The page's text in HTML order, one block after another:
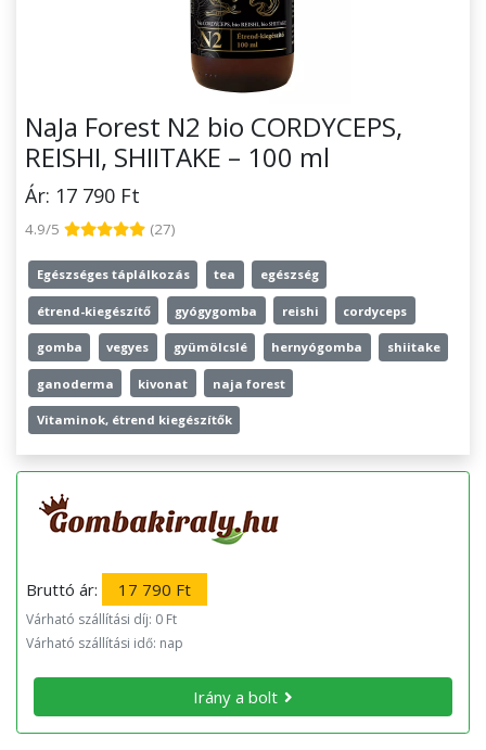
NaJa Forest N2 bio CORDYCEPS,
REISHI, SHIITAKE – 100 ml
Ár: 17 790 Ft
4.9/5 (27)
Egészséges táplálkozás tea egészség
étrend-kiegészítő gyógygomba reishi cordyceps
gomba vegyes gyümölcslé hernyógomba shiitake
ganoderma kivonat naja forest
Vitaminok, étrend kiegészítők
Bruttó ár: 17 790 Ft
Várható szállítási díj: 0 Ft
Várható szállítási idő: nap
Irány a bolt